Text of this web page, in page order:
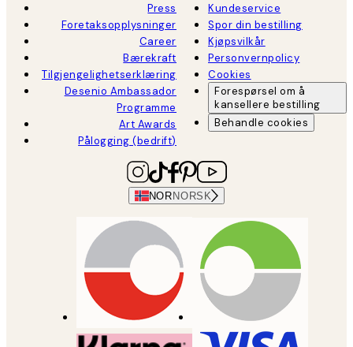
Press
Foretaksopplysninger
Career
Bærekraft
Tilgjengelighetserklæring
Desenio Ambassador
Programme
Art Awards
Pålogging (bedrift)
Kundeservice
Spor din bestilling
Kjøpsvilkår
Personvernpolicy
Cookies
Forespørsel om å
kansellere bestilling
Behandle cookies
NOR NORSK